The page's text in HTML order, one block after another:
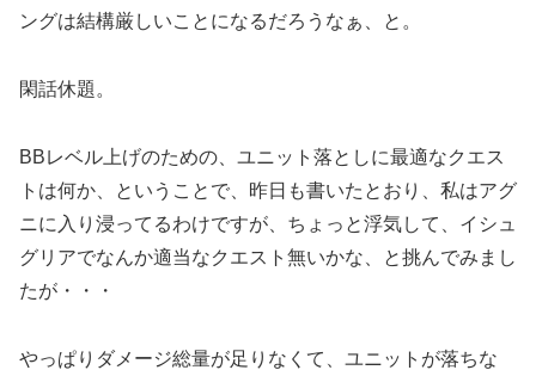
ングは結構厳しいことになるだろうなぁ、と。
閑話休題。
BBレベル上げのための、ユニット落としに最適なクエス
トは何か、ということで、昨日も書いたとおり、私はアグ
ニに入り浸ってるわけですが、ちょっと浮気して、イシュ
グリアでなんか適当なクエスト無いかな、と挑んでみまし
たが・・・
やっぱりダメージ総量が足りなくて、ユニットが落ちな